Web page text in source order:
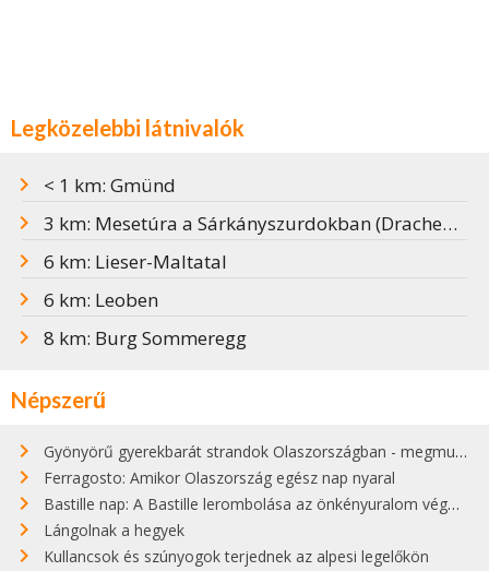
Legközelebbi látnivalók
< 1 km: Gmünd
3 km: Mesetúra a Sárkányszurdokban (Drachenschlucht)
6 km: Lieser-Maltatal
6 km: Leoben
8 km: Burg Sommeregg
Népszerű
Gyönyörű gyerekbarát strandok Olaszországban - megmutatjuk a 15 legjobbat
Ferragosto: Amikor Olaszország egész nap nyaral
Bastille nap: A Bastille lerombolása az önkényuralom végét jelentette
Lángolnak a hegyek
Kullancsok és szúnyogok terjednek az alpesi legelőkön